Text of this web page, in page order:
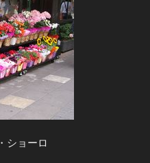
ショーロ